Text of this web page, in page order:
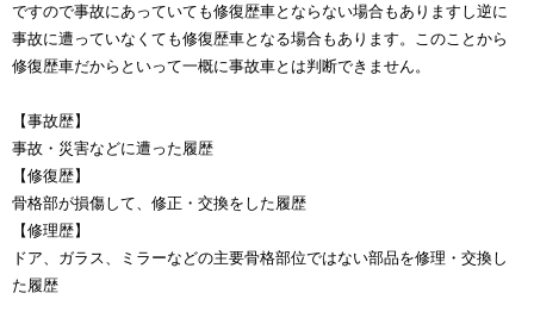
ですので事故にあっていても修復歴車とならない場合もありますし逆に
事故に遭っていなくても修復歴車となる場合もあります。このことから
修復歴車だからといって一概に事故車とは判断できません。
【事故歴】
事故・災害などに遭った履歴
【修復歴】
骨格部が損傷して、修正・交換をした履歴
【修理歴】
ドア、ガラス、ミラーなどの主要骨格部位ではない部品を修理・交換し
た履歴